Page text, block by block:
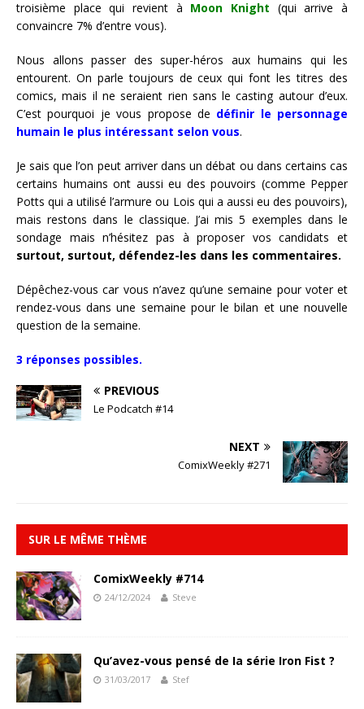
troisième place qui revient à Moon Knight (qui arrive à
convaincre 7% d’entre vous).
Nous allons passer des super-héros aux humains qui les
entourent. On parle toujours de ceux qui font les titres des
comics, mais il ne seraient rien sans le casting autour d’eux.
C’est pourquoi je vous propose de définir le personnage
humain le plus intéressant selon vous.
Je sais que l’on peut arriver dans un débat ou dans certains cas
certains humains ont aussi eu des pouvoirs (comme Pepper
Potts qui a utilisé l’armure ou Lois qui a aussi eu des pouvoirs),
mais restons dans le classique. J’ai mis 5 exemples dans le
sondage mais n’hésitez pas à proposer vos candidats et
surtout, surtout, défendez-les dans les commentaires.
Dépêchez-vous car vous n’avez qu’une semaine pour voter et
rendez-vous dans une semaine pour le bilan et une nouvelle
question de la semaine.
3 réponses possibles.
PREVIOUS
Le Podcatch #14
NEXT
ComixWeekly #271
SUR LE MÊME THÈME
ComixWeekly #714
24/12/2024 Steve
Qu’avez-vous pensé de Ia série Iron Fist ?
31/03/2017 Stef